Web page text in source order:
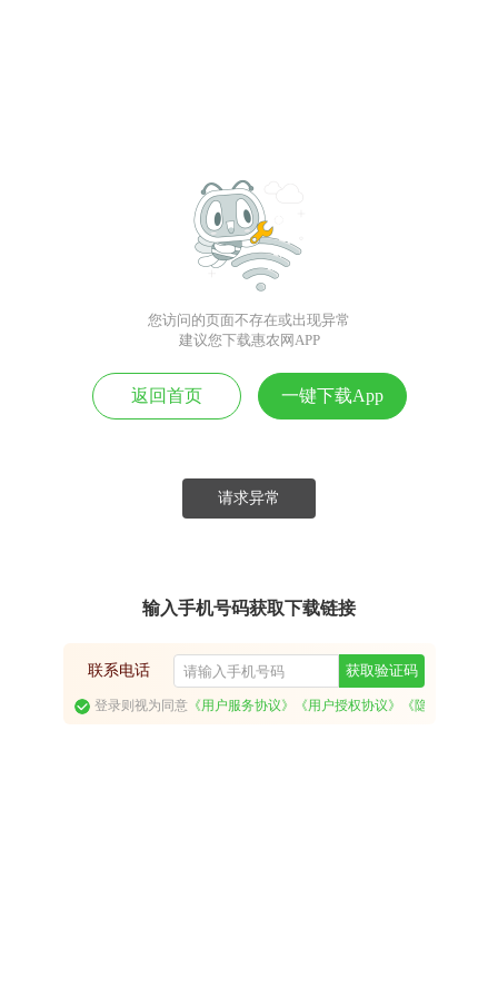
您访问的页面不存在或出现异常
建议您下载惠农网APP
返回首页 一键下载App
输入手机号码获取下载链接
联系电话 获取验证码
登录则视为同意《用户服务协议》 《用户授权协议》 《隐私政策》
请求异常